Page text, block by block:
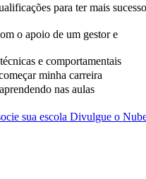
para ter mais sucesso
o apoio de um gestor e
e comportamentais
minha carreira
nas aulas
sua escola Divulgue o